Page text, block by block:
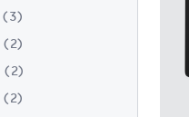
3
2
2
2